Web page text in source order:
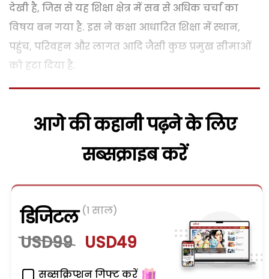
देखी है, जिस से यह शिक्षा क्षेत्र में सब से अधिक चर्चा का
विषय बन गया है. इस ने कक्षा आधारित शिक्षा में स्थान,
पहुंच, परिवहन और लागत आदि जैसी कुछ प्रमुख सीमाओं
को हटा दिया है.
आगे की कहानी पढ़ने के लिए
सब्सक्राइब करें
डिजिटल (1 साल)
USD99 USD49
सब्सक्रिप्शन गिफ्ट करें